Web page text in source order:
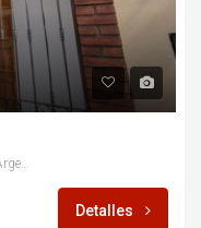
Juan Bautista Gaona 300, X5002 Córdoba, Argentina
Detalles